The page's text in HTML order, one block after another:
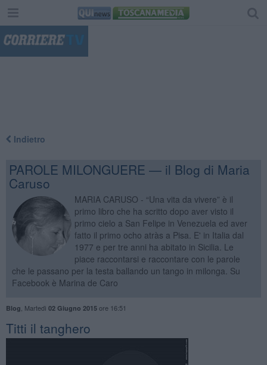
Indietro
PAROLE MILONGUERE — il Blog di Maria
Caruso
MARIA CARUSO - “Una vita da vivere” è il
primo libro che ha scritto dopo aver visto il
primo cielo a San Felipe in Venezuela ed aver
fatto il primo ocho atràs a Pisa. E' in Italia dal
1977 e per tre anni ha abitato in Sicilia. Le
piace raccontarsi e raccontare con le parole
che le passano per la testa ballando un tango in milonga. Su
Facebook è Marina de Caro
Blog Martedì 02 Giugno 2015ore 16:51
Titti il tanghero